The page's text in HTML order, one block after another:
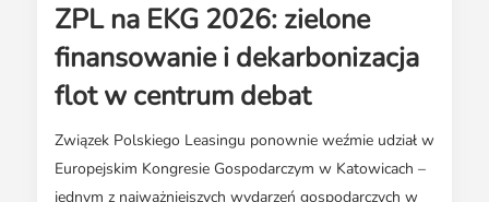
ZPL na EKG 2026: zielone
finansowanie i dekarbonizacja
flot w centrum debat
Związek Polskiego Leasingu ponownie weźmie udział w
Europejskim Kongresie Gospodarczym w Katowicach –
jednym z najważniejszych wydarzeń gospodarczych w